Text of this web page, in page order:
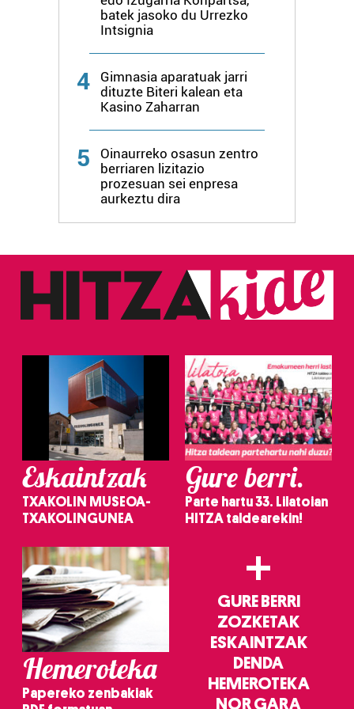
erabiltzen dituen hauta dezakezu.
bazkideen zerrenda, beren ustez zein helburutarako
duten interes legitimoa eta horren aurka nola egin
Lortu zure datu pertsonalak prozesatzeko moduari
buruzko informazio gehiago eta ezarri zure lehentasunak
datuen atalean. Edozein unetan alda edo ken dezakezu
Webgune honek cookie propioak eta hirugarrenen cookie-
fitxategiak erabiltzen ditu. Zure esperientzia eta
zerbitzuak hobetzeko asmoz, cookie teknologiaz
baliatzen gara. Ohar hau onartuz gero, teknologia hori
batek jasoko du Urrezko
Intsignia
4
Gimnasia aparatuak jarri
dituzte Biteri kalean eta
Kasino Zaharran
5
Oinaurreko osasun zentro
berriaren lizitazio
prozesuan sei enpresa
aurkeztu dira
Eskaintzak
TXAKOLIN MUSEOA-
TXAKOLINGUNEA
Gure berri.
Parte hartu 33. Lilatoian
HITZA taldearekin!
Hemeroteka
Papereko zenbakiak
+
GURE BERRI
ZOZKETAK
ESKAINTZAK
DENDA
HEMEROTEKA
NOR GARA